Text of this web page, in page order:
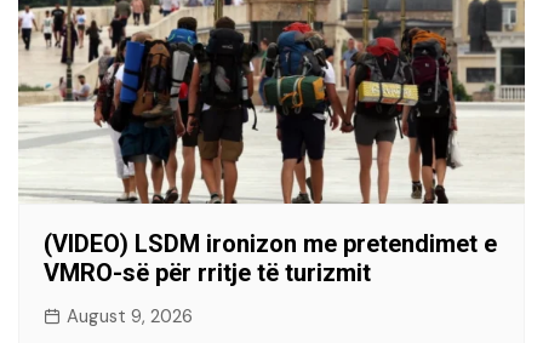
(VIDEO) LSDM ironizon me pretendimet e
VMRO-së për rritje të turizmit
August 9, 2026